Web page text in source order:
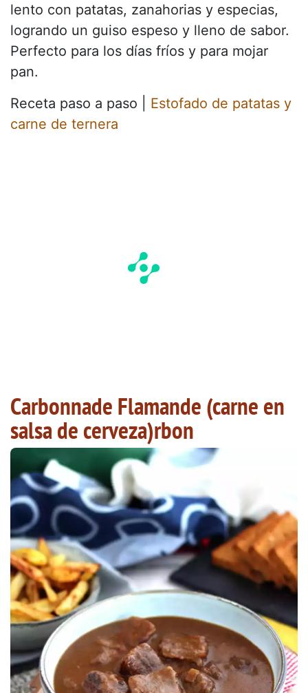
lento con patatas, zanahorias y especias,
logrando un guiso espeso y lleno de sabor.
Perfecto para los días fríos y para mojar
pan.
Receta paso a paso | Estofado de patatas y
carne de ternera
Carbonnade Flamande (carne en
salsa de cerveza)rbon